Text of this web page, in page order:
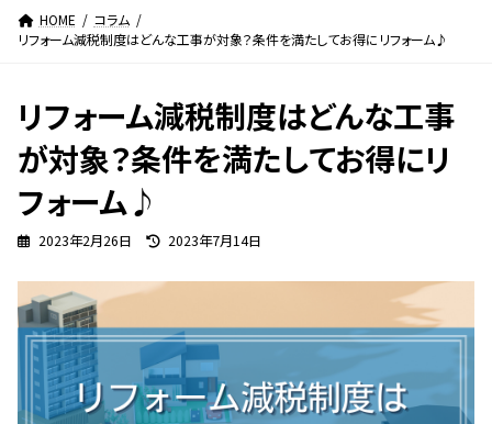
HOME
コラム
リフォーム減税制度はどんな工事が対象？条件を満たしてお得にリフォーム♪
リフォーム減税制度はどんな工事
が対象？条件を満たしてお得にリ
フォーム♪
2023年2月26日
最
更
時
:
2023年7月14日